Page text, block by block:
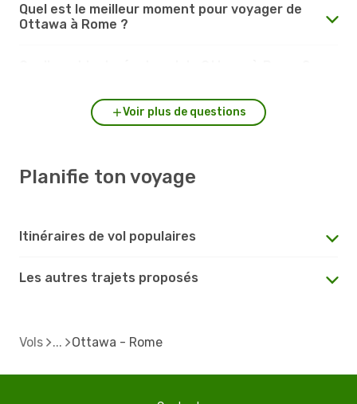
Quel est le meilleur moment pour voyager de
Ottawa à Rome ?
Voir plus de questions
Planifie ton voyage
Itinéraires de vol populaires
Les autres trajets proposés
Vols Ottawa - Rome